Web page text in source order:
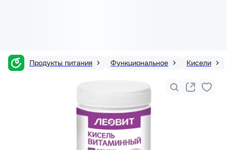
Продукты питания Функциональное Кисели